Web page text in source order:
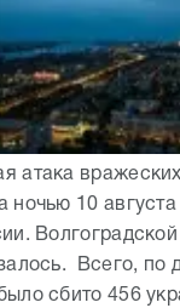
атака
ночью 10 августа
Всего, по
сбито 456